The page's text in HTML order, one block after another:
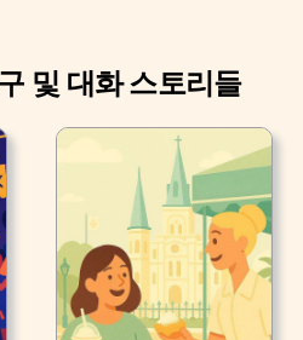
및 대화 스토리들